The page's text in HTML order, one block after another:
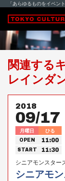
「あらゆるものをイベン
関連する
レインダ
2018
09/17
月曜日 ひる
OPEN 11:00
START 11:30
シニアモンスター
シニアモ